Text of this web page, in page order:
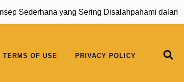
yang Sering Disalahpahami dalam
TERMS OF USE PRIVACY POLICY